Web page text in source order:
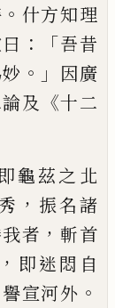
。 什方知理
：「吾昔
。」
因廣
及 《十二
即龜茲之北
， 振名諸
者 ，斬首
， 即迷悶自
譽宣河外 。